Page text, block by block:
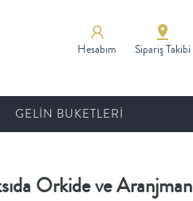
Hesabım Sipariş Takibi
GELİN BUKETLERİ
Orkide ve Aranjman